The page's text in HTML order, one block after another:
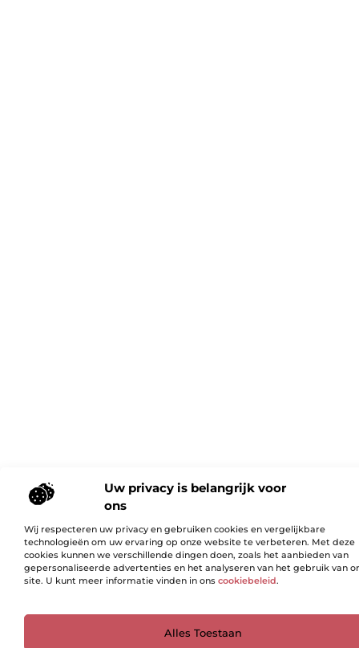
Uw privacy is belangrijk voor
ons
Wij respecteren uw privacy en gebruiken cookies en vergelijkbare
technologieën om uw ervaring op onze website te verbeteren. Met deze
cookies kunnen we verschillende dingen doen, zoals het aanbieden van
gepersonaliseerde advertenties en het analyseren van het gebruik van
site. U kunt meer informatie vinden in ons cookiebeleid.
Alles Toestaan